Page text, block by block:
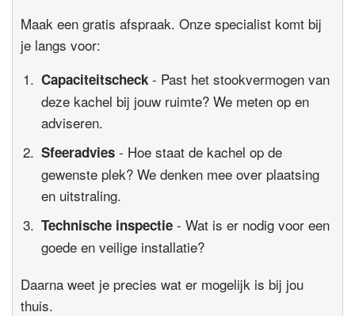
Maak een gratis afspraak. Onze specialist komt bij
je langs voor:
Capaciteitscheck - Past het stookvermogen van
deze kachel bij jouw ruimte? We meten op en
adviseren.
Sfeeradvies - Hoe staat de kachel op de
gewenste plek? We denken mee over plaatsing
en uitstraling.
Technische inspectie - Wat is er nodig voor een
goede en veilige installatie?
Daarna weet je precies wat er mogelijk is bij jou
thuis.